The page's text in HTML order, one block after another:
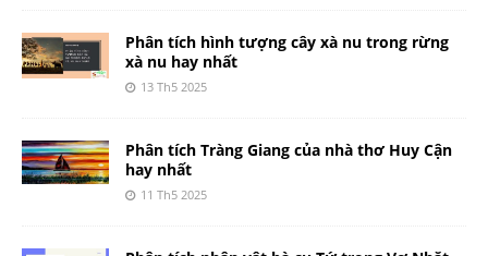
Phân tích hình tượng cây xà nu trong rừng
xà nu hay nhất
13 Th5 2025
Phân tích Tràng Giang của nhà thơ Huy Cận
hay nhất
11 Th5 2025